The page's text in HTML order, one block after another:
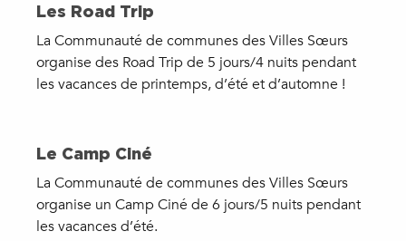
Les Road Trip
La Communauté de communes des Villes Sœurs
organise des Road Trip de 5 jours/4 nuits pendant
les vacances de printemps, d’été et d’automne !
Le Camp Ciné
La Communauté de communes des Villes Sœurs
organise un Camp Ciné de 6 jours/5 nuits pendant
les vacances d’été.